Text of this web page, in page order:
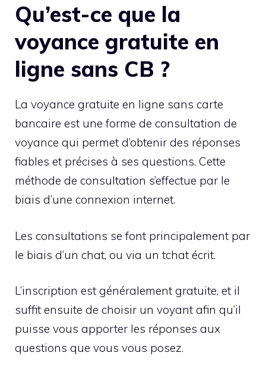
Qu’est-ce que la
voyance gratuite en
ligne sans CB ?
La voyance gratuite en ligne sans carte
bancaire est une forme de consultation de
voyance qui permet d’obtenir des réponses
fiables et précises à ses questions. Cette
méthode de consultation s’effectue par le
biais d’une connexion internet.
Les consultations se font principalement par
le biais d’un chat, ou via un tchat écrit.
L’inscription est généralement gratuite, et il
suffit ensuite de choisir un voyant afin qu’il
puisse vous apporter les réponses aux
questions que vous vous posez.